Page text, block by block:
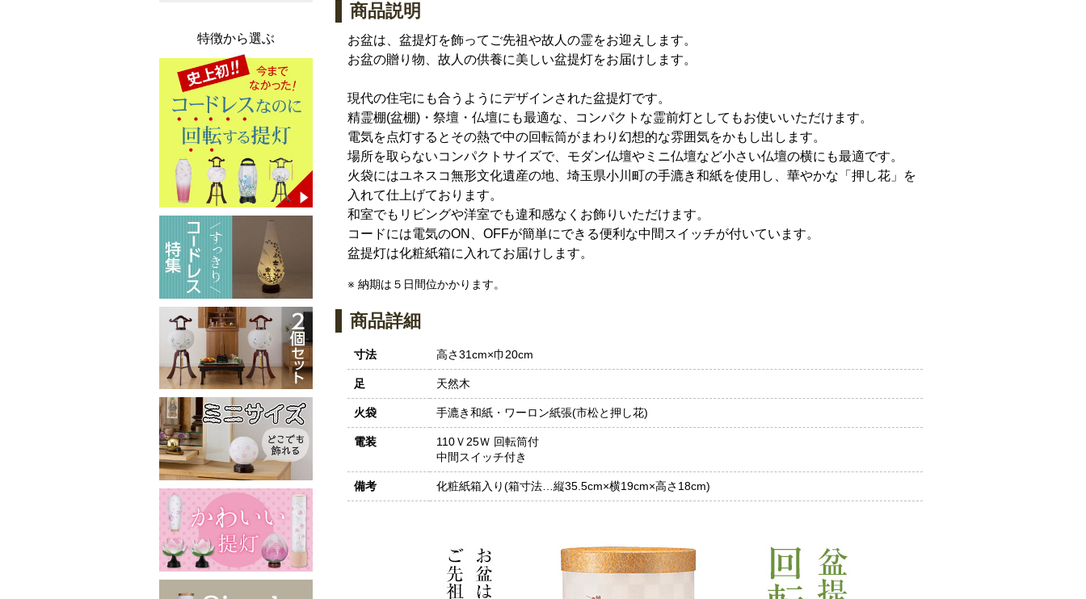
商品説明
お盆は、盆提灯を飾ってご先祖や故人の霊をお迎えします。
お盆の贈り物、故人の供養に美しい盆提灯をお届けします。
現代の住宅にも合うようにデザインされた盆提灯です。
精霊棚(盆棚)・祭壇・仏壇にも最適な、コンパクトな霊前灯としてもお使いいただけます。
電気を点灯するとその熱で中の回転筒がまわり幻想的な雰囲気をかもし出します。
場所を取らないコンパクトサイズで、モダン仏壇やミニ仏壇など小さい仏壇の横にも最適です。
火袋にはユネスコ無形文化遺産の地、埼玉県小川町の手漉き和紙を使用し、華やかな「押し花」を
入れて仕上げております。
和室でもリビングや洋室でも違和感なくお飾りいただけます。
コードには電気のON、OFFが簡単にできる便利な中間スイッチが付いています。
盆提灯は化粧紙箱に入れてお届けします。
※ 納期は５日間位かかります。
商品詳細
寸法 高さ31cm×巾20cm
足 天然木
火袋 手漉き和紙・ワーロン紙張(市松と押し花)
電装
110Ｖ25Ｗ 回転筒付
中間スイッチ付き
備考 化粧紙箱入り(箱寸法…縦35.5cm×横19cm×高さ18cm)
特徴から選ぶ